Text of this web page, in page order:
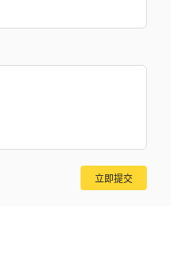
立即提交